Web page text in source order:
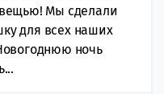
Мы сделали
для всех наших
ночь